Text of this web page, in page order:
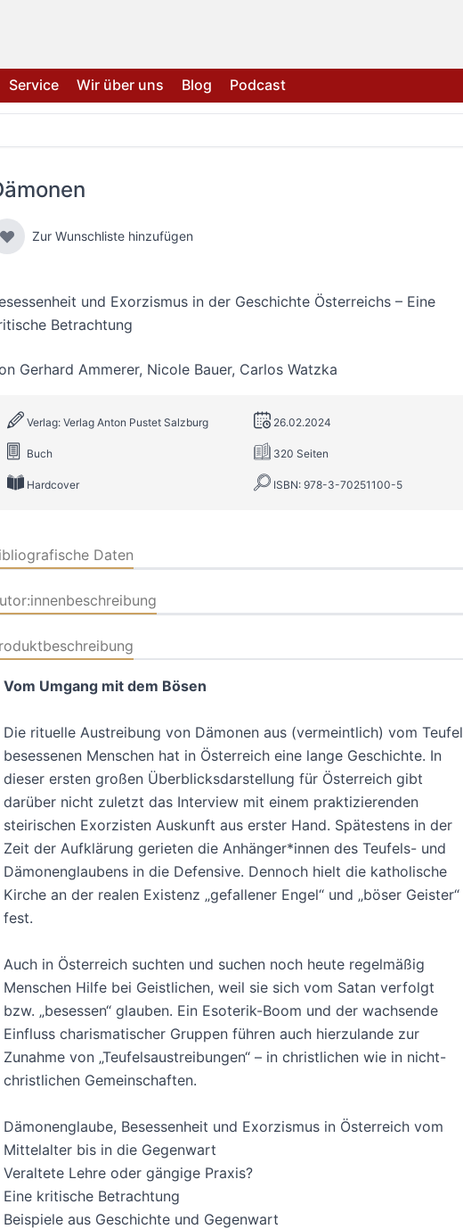
Service Wir über uns Blog Podcast
Zur Wunschliste hinzufügen
und Exorzismus in der Geschichte Österreichs – Eine
Betrachtung
Gerhard Ammerer, Nicole Bauer, Carlos Watzka
Verlag: Verlag Anton Pustet Salzburg 26.02.2024
Buch 320 Seiten
Hardcover ISBN: 978-3-70251100-5
Daten
Vom Umgang mit dem Bösen
Die rituelle Austreibung von Dämonen aus (vermeintlich) vom Teufel
besessenen Menschen hat in Österreich eine lange Geschichte. In
dieser ersten großen Überblicksdarstellung für Österreich gibt
darüber nicht zuletzt das Interview mit einem praktizierenden
steirischen Exorzisten Auskunft aus erster Hand. Spätestens in der
Zeit der Aufklärung gerieten die Anhänger*innen des Teufels- und
Dämonenglaubens in die Defensive. Dennoch hielt die katholische
Kirche an der realen Existenz „gefallener Engel“ und „böser Geister“
fest.
Auch in Österreich suchten und suchen noch heute regelmäßig
Menschen Hilfe bei Geistlichen, weil sie sich vom Satan verfolgt
bzw. „besessen“ glauben. Ein Esoterik-Boom und der wachsende
Einfluss charismatischer Gruppen führen auch hierzulande zur
Zunahme von „Teufelsaustreibungen“ – in christlichen wie in nicht-
christlichen Gemeinschaften.
Dämonenglaube, Besessenheit und Exorzismus in Österreich vom
Mittelalter bis in die Gegenwart
Veraltete Lehre oder gängige Praxis?
Eine kritische Betrachtung
Beispiele aus Geschichte und Gegenwart